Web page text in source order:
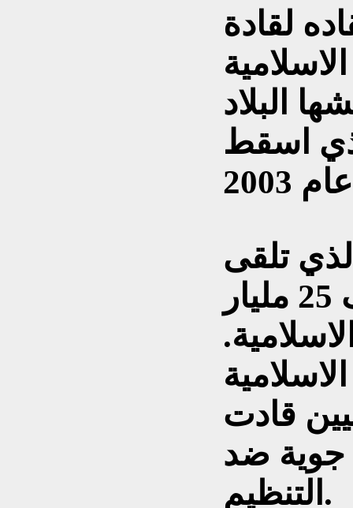
لقادة
البلاد
اسقط
تلقى
تمويلا وتدريبا أمريكا تكلف 25 مليار
قادت
جوية ضد
التنظيم.